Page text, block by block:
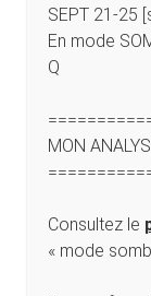
SEPT 21-25
En mode
Q
MON
Consultez le
« mode